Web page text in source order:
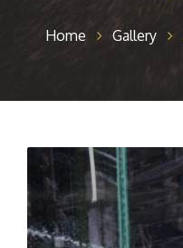
Home Gallery